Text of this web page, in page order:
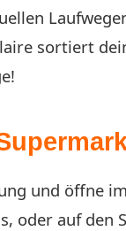
sortiert
und öffne
oder auf den